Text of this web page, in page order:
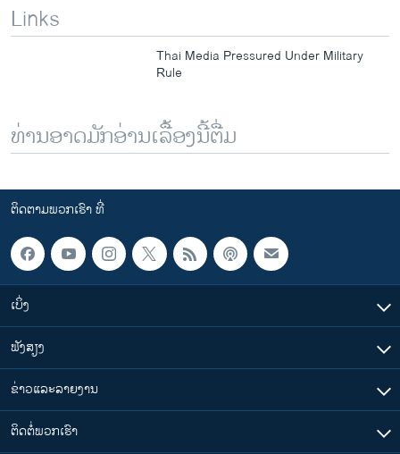
Links
Thai Media Pressured Under Military
Rule
ທ່ານອາດມັກອ່ານເລື້ອງນີ້ຕື່ມ
ຕິດຕາມພວກເຮົາ ທີ່
ເບິ່ງ
ຟັງສຽງ
ຂ່າວແລະລາຍງານ
ຕິດຕໍ່ພວກເຮົາ